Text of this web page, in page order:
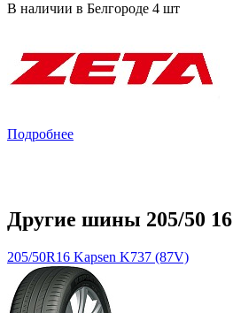
В наличии в Белгороде 4 шт
Подробнее
Другие шины 205/50 16
205/50R16 Kapsen K737 (87V)